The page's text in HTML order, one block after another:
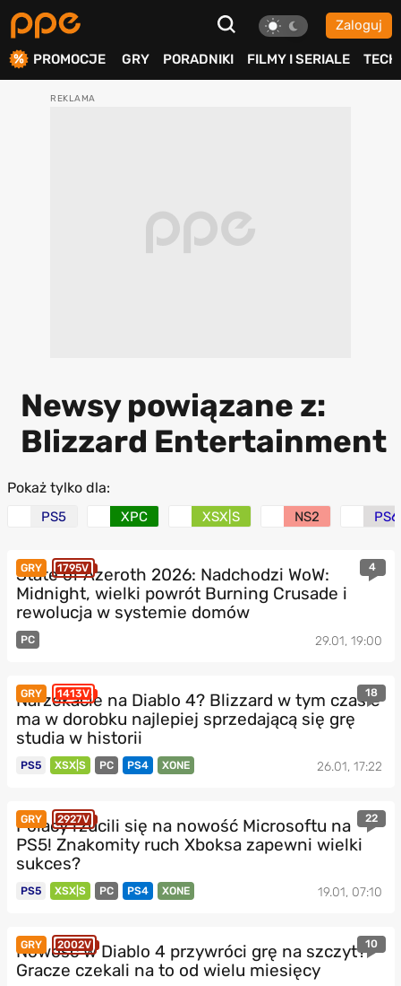
Zaloguj
PROMOCJE GRY PORADNIKI FILMY I SERIALE TECH
Newsy powiązane z:
Blizzard Entertainment
Pokaż tylko dla:
PS5 XPC XSX|S NS2 PS6
GRY 1795V 4
State of Azeroth 2026: Nadchodzi WoW:
Midnight, wielki powrót Burning Crusade i
rewolucja w systemie domów
PC 29.01, 19:00
GRY 1413V 18
Narzekacie na Diablo 4? Blizzard w tym czasie
ma w dorobku najlepiej sprzedającą się grę
studia w historii
PS5 XSX|S PC PS4 XONE 26.01, 17:22
GRY 2927V 22
Polacy rzucili się na nowość Microsoftu na
PS5! Znakomity ruch Xboksa zapewni wielki
sukces?
PS5 XSX|S PC PS4 XONE 19.01, 07:10
GRY 2002V 10
Nowość w Diablo 4 przywróci grę na szczyt?
Gracze czekali na to od wielu miesięcy